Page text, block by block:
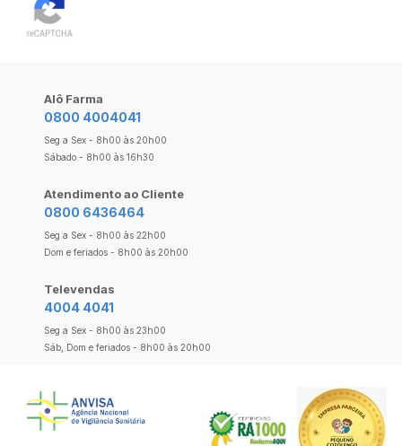
Alô Farma
0800 4004041
Seg a Sex - 8h00 às 20h00
Sábado - 8h00 às 16h30
Atendimento ao Cliente
0800 6436464
Seg a Sex - 8h00 às 22h00
Dom e feriados - 8h00 às 20h00
Televendas
4004 4041
Seg a Sex - 8h00 às 23h00
Sáb, Dom e feriados - 8h00 às 20h00